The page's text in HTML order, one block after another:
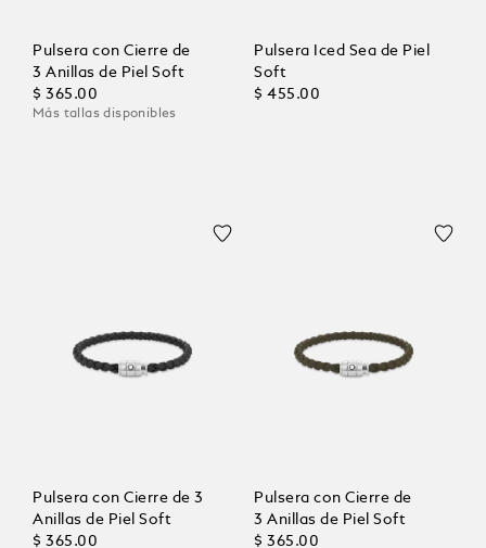
Pulsera con Cierre de
3 Anillas de Piel Soft
$ 365.00
Más tallas disponibles
Pulsera Iced Sea de Piel
Soft
$ 455.00
Pulsera con Cierre de 3
Anillas de Piel Soft
$ 365.00
Pulsera con Cierre de
3 Anillas de Piel Soft
$ 365.00